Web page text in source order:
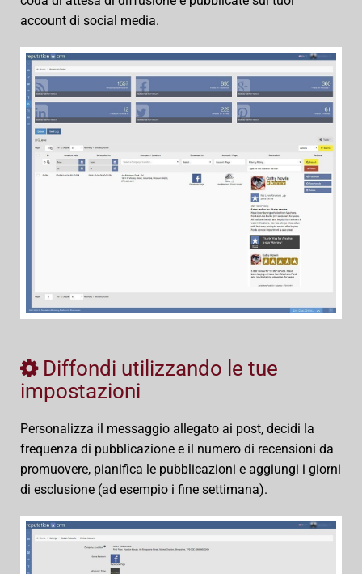
account di social media.
Diffondi utilizzando le tue
impostazioni
Personalizza il messaggio allegato ai post, decidi la
frequenza di pubblicazione e il numero di recensioni da
promuovere, pianifica le pubblicazioni e aggiungi i giorni
di esclusione (ad esempio i fine settimana).